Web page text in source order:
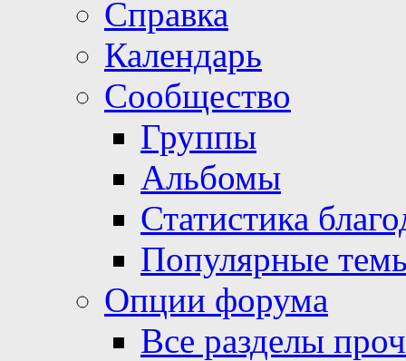
Справка
Календарь
Сообщество
Группы
Альбомы
Статистика
Популярные
Опции форума
Все разделы